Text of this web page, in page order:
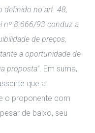
definido no art. 48,
nº 8.666/93 conduz a
de preços,
a oportunidade de
proposta”. Em suma,
que a
o proponente com
de baixo, seu